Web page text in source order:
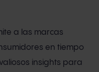
a las marcas
en tiempo
insights para